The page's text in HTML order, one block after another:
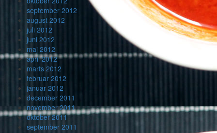
september 2012
august 2012
juli 2012
juni 2012
maj 2012
april 2012
marts 2012
februar 2012
januar 2012
december 2011
november 2011
oktober 2011
september 2011